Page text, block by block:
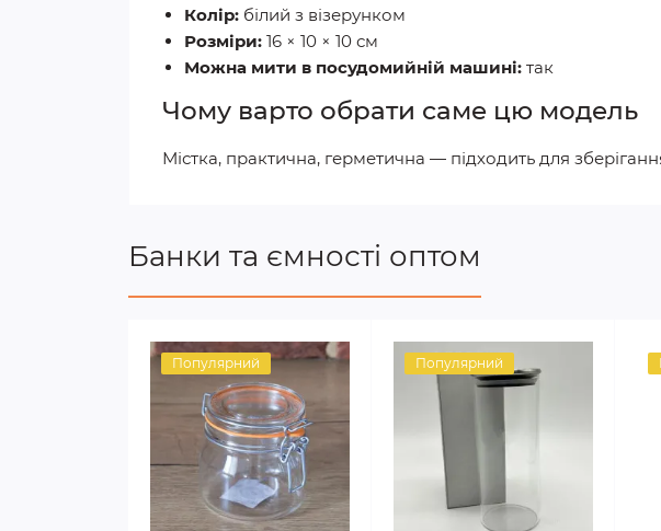
Колір: білий з візерунком
Розміри: 16 × 10 × 10 см
Можна мити в посудомийній машині: так
Чому варто обрати саме цю модель
Містка, практична, герметична — підходить для
Банки та ємності оптом
Популярний Популярний